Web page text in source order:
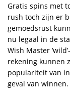
Gratis spins met
rush toch zijn er
gemoedsrust
nu legaal in de
Wish Master
rekening kunnen
populariteit van
geval van winnen.